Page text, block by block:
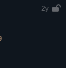
2y